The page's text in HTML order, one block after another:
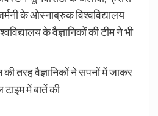
के ओस्नाब्रुक विश्वविद्यालय
के वैज्ञानिकों की टीम ने भी